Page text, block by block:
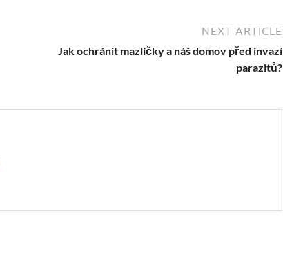
NEXT ARTICLE
Jak ochránit mazlíčky a náš domov před invazí
parazitů?